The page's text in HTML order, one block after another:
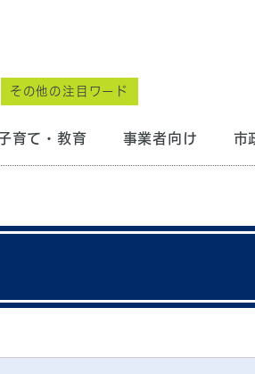
その他の注目ワード
育て・教育 事業者向け 市